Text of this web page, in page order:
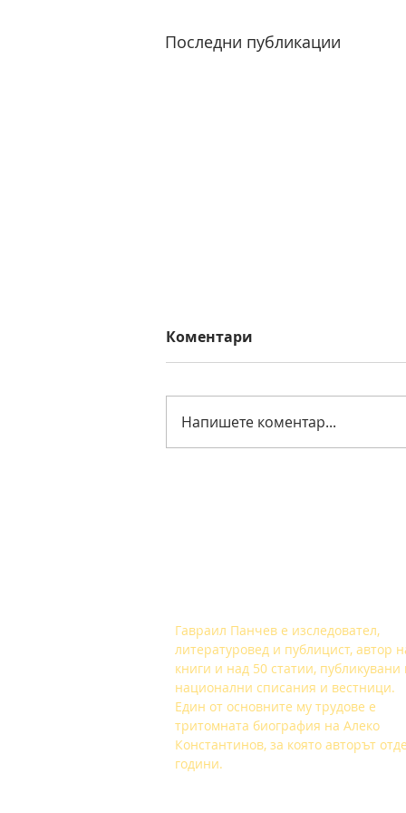
Последни публикации
About Ideologies
Коментари
Напишете коментар...
Гавраил Панчев е изследовател,
литературовед и публицист, автор
книги и над 50 статии, публикувани
национални списания и вестници.
Един от основните му трудове е
тритомната биография на Алеко
Константинов, за която авторът
години.